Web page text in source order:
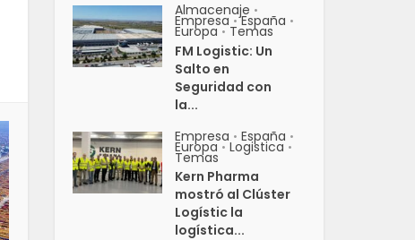
Almacenaje •
Empresa • España •
Europa • Temas
FM Logistic: Un
Salto en
Seguridad con
la...
Empresa • España •
Europa • Logistica •
Temas
Kern Pharma
mostró al Clúster
Logístic la
logística...